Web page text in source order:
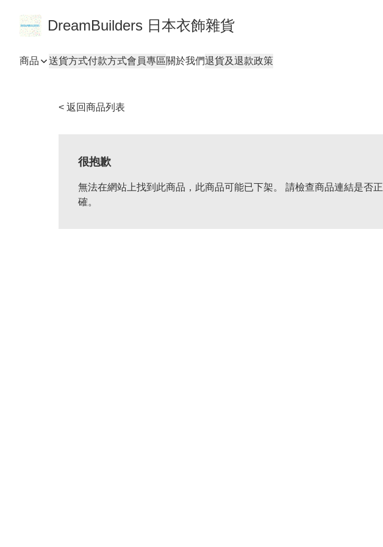
DreamBuilders 日本衣飾雜貨
商品 送貨方式付款方式會員專區關於我們退貨及退款政策
< 返回商品列表
很抱歉
無法在網站上找到此商品，此商品可能已下架。 請檢查商品連結是否正
確。